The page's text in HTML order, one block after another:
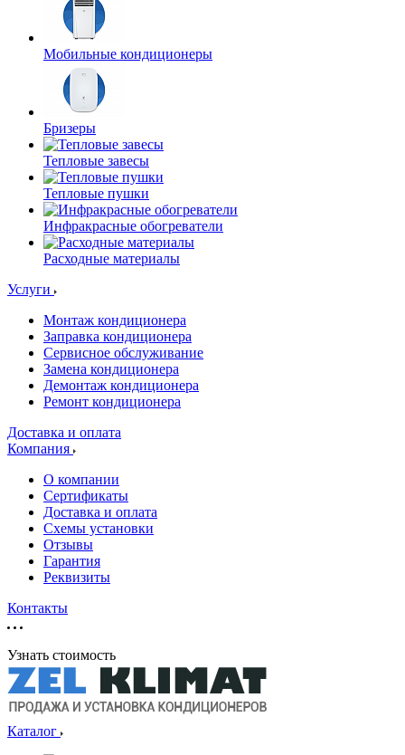
Мобильные кондиционеры
Бризеры
Тепловые завесы
Тепловые пушки
Инфракрасные обогреватели
Расходные материалы
Услуги
Монтаж кондиционера
Заправка кондиционера
Сервисное обслуживание
Замена кондиционера
Демонтаж кондиционера
Ремонт кондиционера
Доставка и оплата
Компания
О компании
Сертификаты
Доставка и оплата
Схемы установки
Отзывы
Гарантия
Реквизиты
Контакты
Узнать стоимость
Каталог